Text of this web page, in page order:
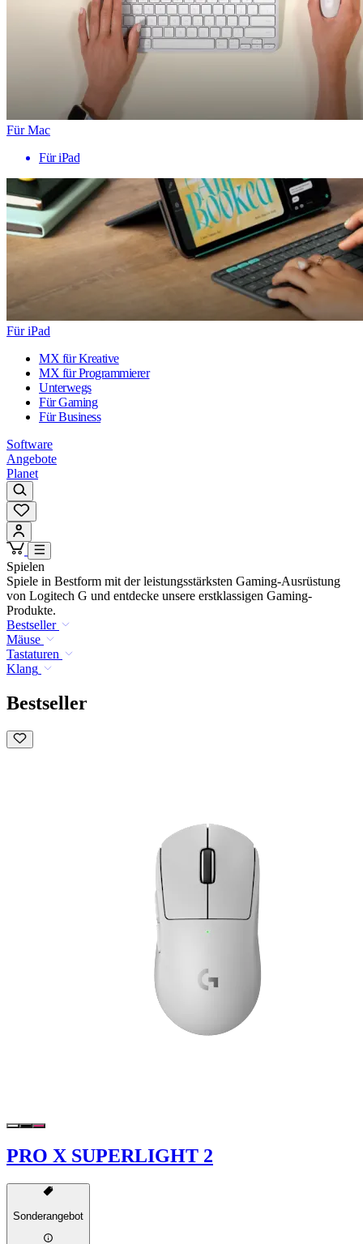
Für Mac
Für iPad
Für iPad
MX für Kreative
MX für Programmierer
Unterwegs
Für Gaming
Für Business
Software
Angebote
Planet
Spielen
Spiele in Bestform mit der leistungsstärksten Gaming-Ausrüstung
von Logitech G und entdecke unsere erstklassigen Gaming-
Produkte.
Bestseller
Mäuse
Tastaturen
Klang
Bestseller
PRO X SUPERLIGHT 2
Sonderangebot